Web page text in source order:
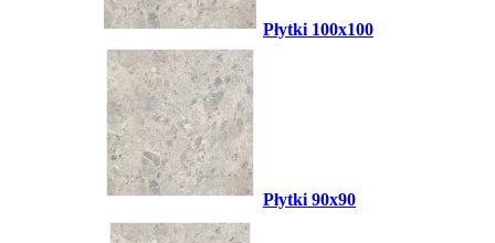
Płytki 100x100
Płytki 90x90